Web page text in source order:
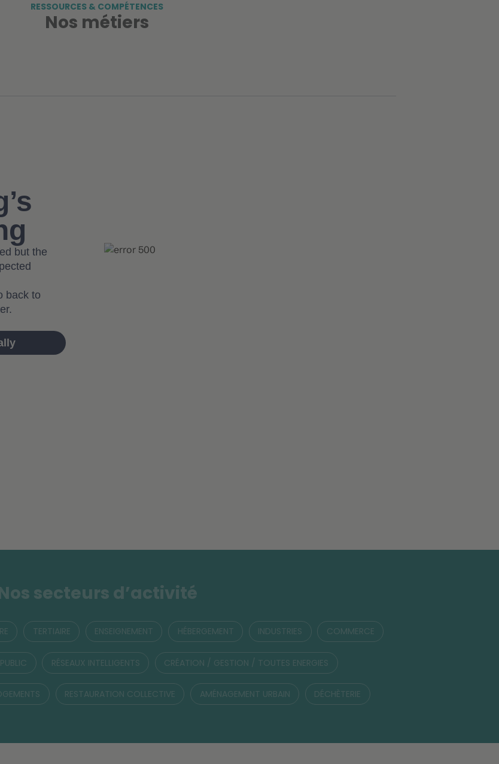
RESSOURCES & COMPÉTENCES
Nos métiers
secteurs d’activité
TERTIAIRE ENSEIGNEMENT HÉBERGEMENT INDUSTRIES COMMERCE
RÉSEAUX INTELLIGENTS CRÉATION / GESTION / TOUTES ENERGIES
RESTAURATION COLLECTIVE AMÉNAGEMENT URBAIN DÉCHÈTERIE